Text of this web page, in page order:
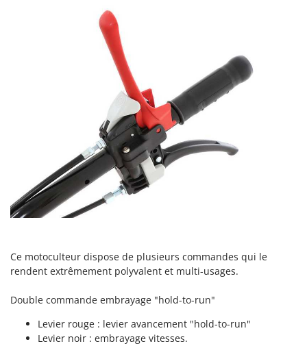
Trev - Abrek - TecnoVIR
Udor
Unger
V
Vesco
Volpi
W
Weber
Ce motoculteur dispose de plusieurs commandes qui le
rendent extrêmement polyvalent et multi-usages.
Double commande embrayage "hold-to-run"
Levier rouge : levier avancement "hold-to-run"
Levier noir : embrayage vitesses.